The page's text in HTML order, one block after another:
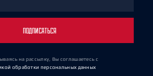
ПОДПИСАТЬСЯ
на рассылку, Вы соглашаетесь с
обработки персональных данных